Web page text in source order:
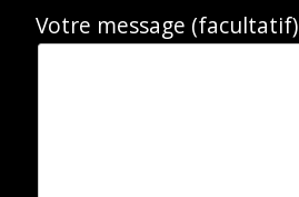
Votre message (facultatif)